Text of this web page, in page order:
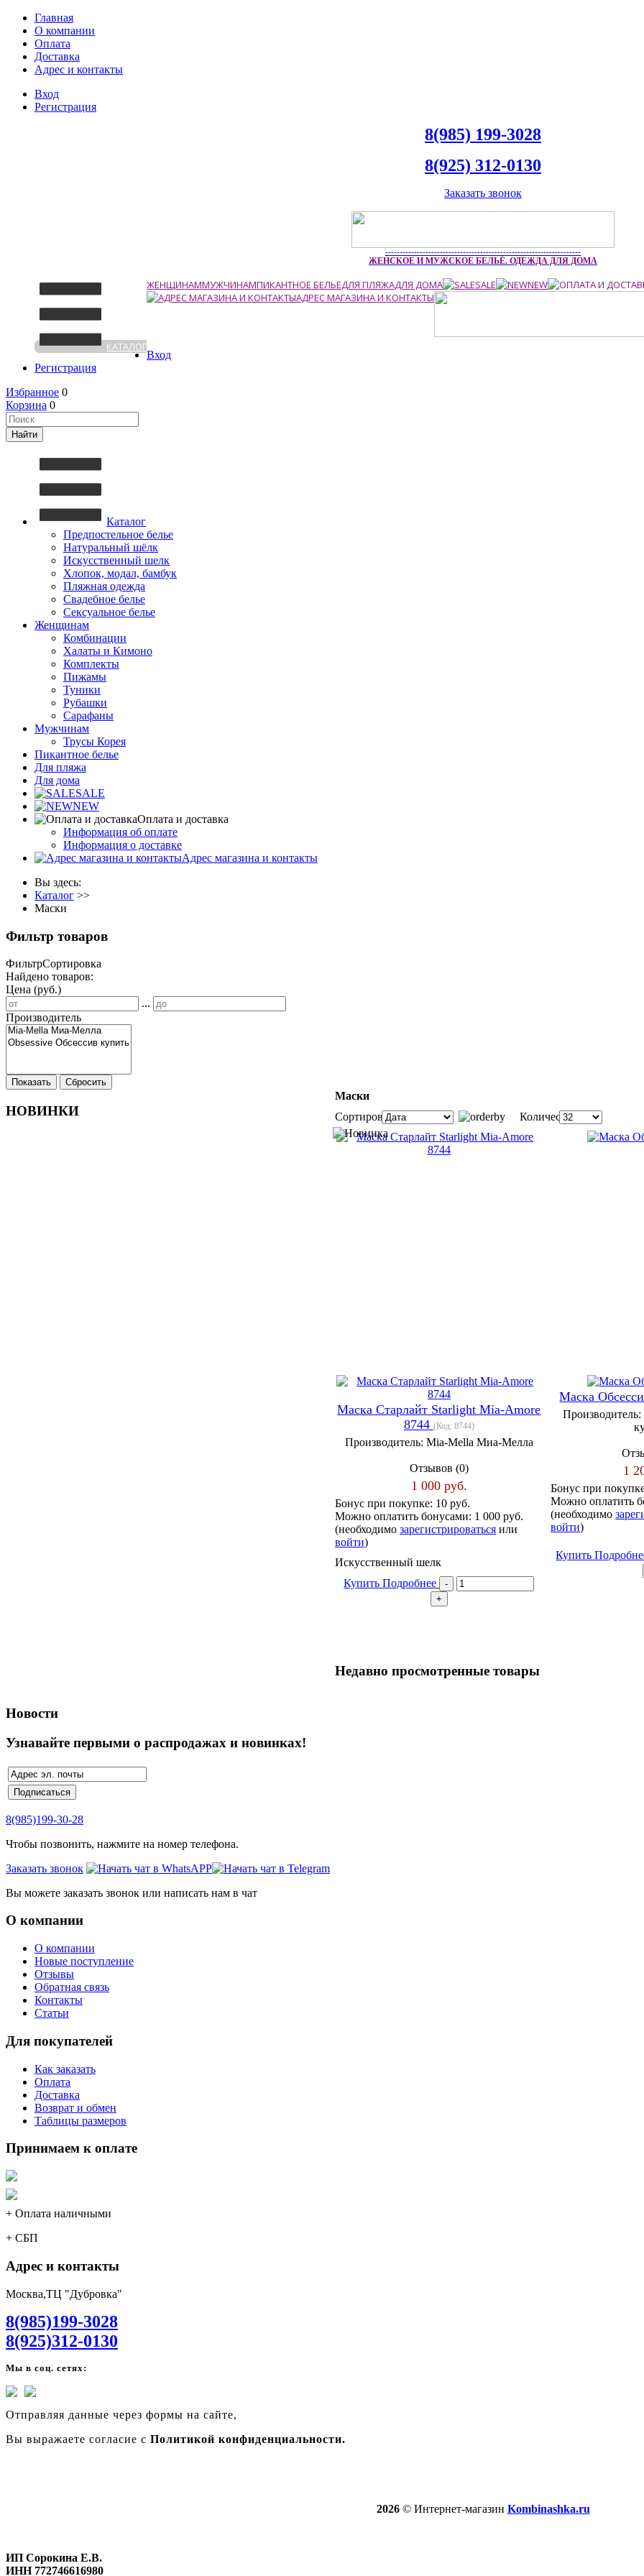
Главная
О компании
Оплата
Доставка
Адрес и контакты
Вход
Регистрация
8(985) 199-3028
8(925) 312-0130
Заказать звонок
--------------------------------------------------------------------
ЖЕНСКОЕ И МУЖСКОЕ БЕЛЬЁ. ОДЕЖДА ДЛЯ ДОМА
КАТАЛОГ
ЖЕНЩИНАММУЖЧИНАМПИКАНТНОЕ БЕЛЬЕДЛЯ ПЛЯЖАДЛЯ ДОМА SALE NEW
АДРЕС МАГАЗИНА И КОНТАКТЫ
Вход
Регистрация
Избранное 0
Корзина 0
Каталог
Предпостельное белье
Натуральный шёлк
Искусственный шелк
Хлопок, модал, бамбук
Пляжная одежда
Свадебное белье
Сексуальное белье
Женщинам
Комбинации
Халаты и Кимоно
Комплекты
Пижамы
Туники
Рубашки
Сарафаны
Мужчинам
Трусы Корея
Пикантное белье
Для пляжа
Для дома
SALE
NEW
Оплата и доставка
Информация об оплате
Информация о доставке
Адрес магазина и контакты
Вы здесь:
Каталог >>
Маски
Фильтр товаров
ФильтрСортировка
Найдено товаров:
Цена (руб.)
...
Производитель
Показать Сбросить
Маски
Сортировка:
Количество:
Маска Старлайт Starlight Mia-Amore
8744 (Код: 8744)
Производитель: Mia-Mella Миа-Мелла
Отзывов (0)
1 000 руб.
Бонус при покупке: 10 руб.
Можно оплатить бонусами: 1 000 руб.
(необходимо зарегистрироваться или
войти)
Искусственный шелк
КупитьПодробнее
Маска
Производитель:
1
Бонус при
Можно оплатить
(необходимо
войти)
Купить
Недавно просмотренные товары
НОВИНКИ
Новости
Узнавайте первыми о распродажах и новинках!
8(985)199-30-28
Чтобы позвонить, нажмите на номер телефона.
Заказать звонок
Вы можете заказать звонок или написать нам в чат
О компании
О компании
Новые поступление
Отзывы
Обратная связь
Контакты
Статьи
Для покупателей
Как заказать
Оплата
Доставка
Возврат и обмен
Таблицы размеров
Принимаем к оплате
+ Оплата наличными
+ СБП
Адрес и контакты
Москва,ТЦ "Дубровка"
8(985)199-3028
8(925)312-0130
Мы в соц. сетях:
Отправляя данные через формы на сайте,
Вы выражаете согласие с Политикой конфиденциальности.
2026© Интернет-магазин Kombinashka.ru
ИП Сорокина Е.В.
ИНН 772746616980